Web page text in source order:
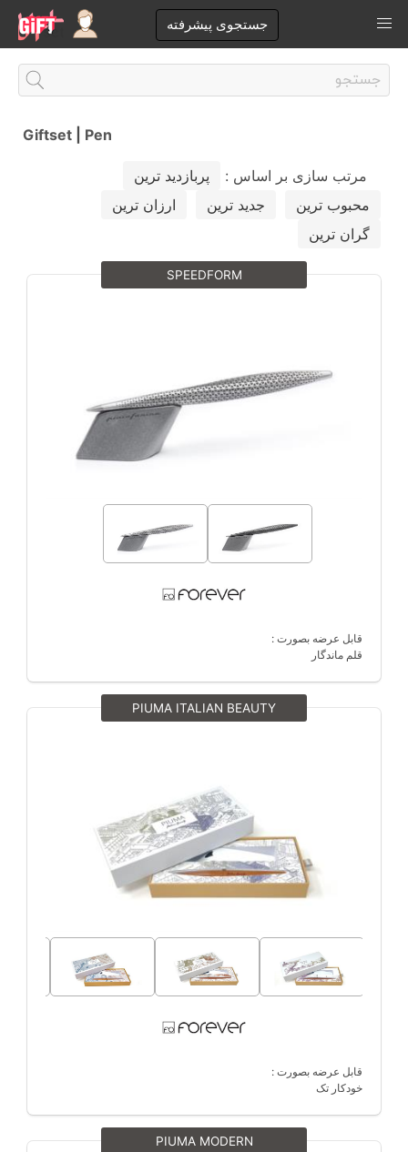
جستجوی پیشرفته
Giftset Pen
مرتب سازی بر اساس :
پربازدید ترین
محبوب ترین
جدید ترین
ارزان ترین
گران ترین
SPEEDFORM
قابل عرضه بصورت :
قلم ماندگار
PIUMA ITALIAN BEAUTY
قابل عرضه بصورت :
خودکار تک
PIUMA MODERN